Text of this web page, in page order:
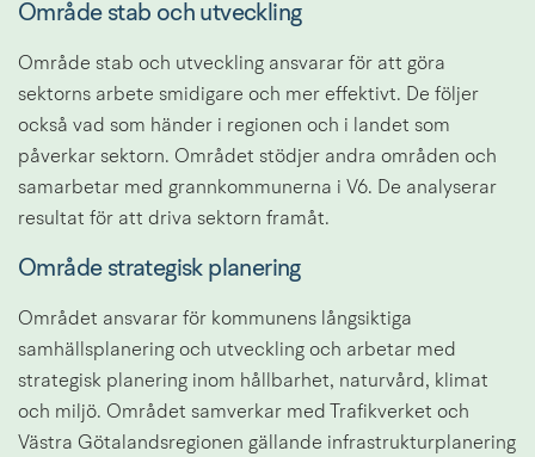
Område stab och utveckling
Område stab och utveckling ansvarar för att göra
sektorns arbete smidigare och mer effektivt. De följer
också vad som händer i regionen och i landet som
påverkar sektorn. Området stödjer andra områden och
samarbetar med grannkommunerna i V6. De analyserar
resultat för att driva sektorn framåt.
Område strategisk planering
Området ansvarar för kommunens långsiktiga
samhällsplanering och utveckling och arbetar med
strategisk planering inom hållbarhet, naturvård, klimat
och miljö. Området samverkar med Trafikverket och
Västra Götalandsregionen gällande infrastrukturplanering